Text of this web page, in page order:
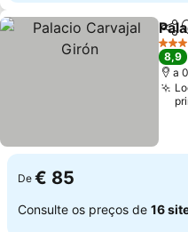
4
8,9
a
De € 85
Consulte os preços de 16